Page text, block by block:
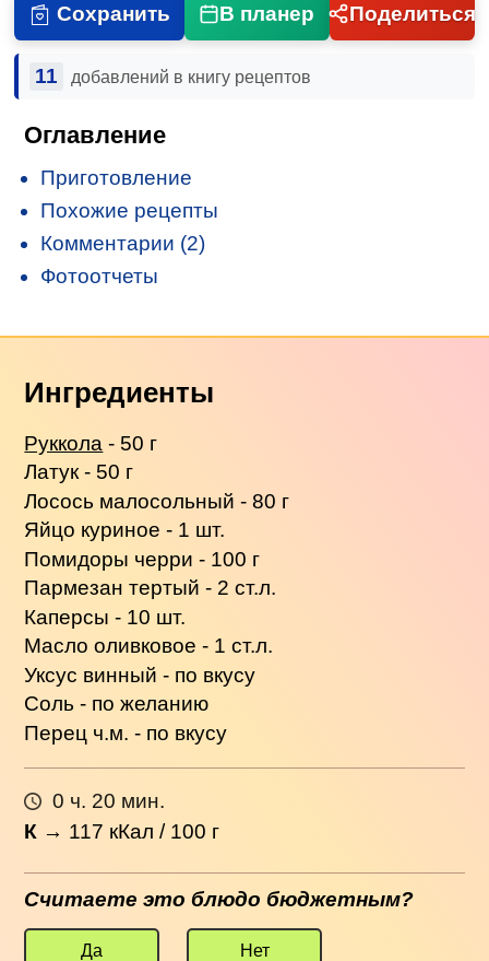
Сохранить В планер Поделиться
11 добавлений в книгу рецептов
Оглавление
Приготовление
Похожие рецепты
Комментарии (2)
Фотоотчеты
Ингредиенты
Руккола - 50 г
Латук - 50 г
Лосось малосольный - 80 г
Яйцо куриное - 1 шт.
Помидоры черри - 100 г
Пармезан тертый - 2 ст.л.
Каперсы - 10 шт.
Масло оливковое - 1 ст.л.
Уксус винный - по вкусу
Соль - по желанию
Перец ч.м. - по вкусу
0 ч. 20 мин.
К → 117 кКал / 100 г
Считаете это блюдо бюджетным?
Да Нет